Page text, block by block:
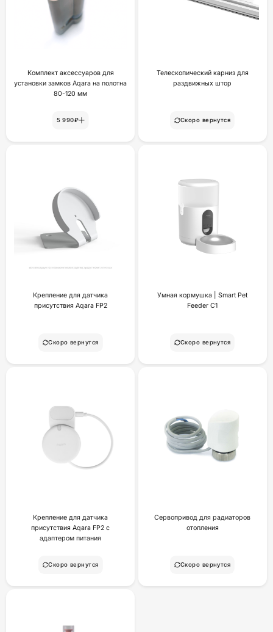
Комплект аксессуаров для
установки замков Aqara на полотна
80-120 мм
5 990₽
Телескопический карниз для
раздвижных штор
Скоро вернутся
Крепление для датчика
присутствия Aqara FP2
Скоро вернутся
Умная кормушка | Smart Pet
Feeder C1
Скоро вернутся
Крепление для датчика
присутствия Aqara FP2 с
адаптером питания
Скоро вернутся
Сервопривод для радиаторов
отопления
Скоро вернутся